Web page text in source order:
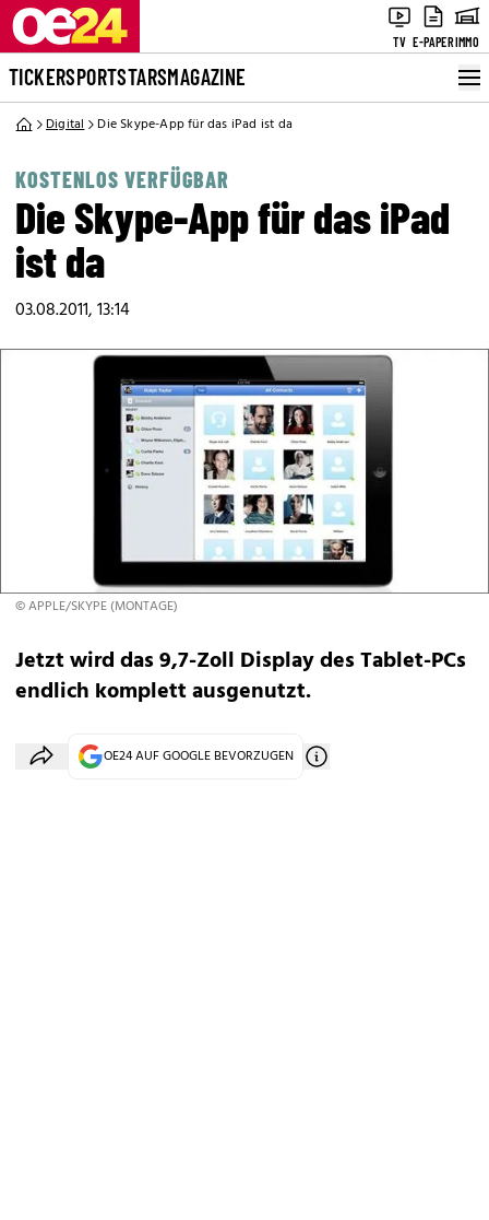
TV E-PAPERIMMO
TICKERSPORTSTARSMAGAZINE
Digital Die Skype-App für das iPad ist da
KOSTENLOS VERFÜGBAR
Die Skype-App für das iPad
ist da
03.08.2011, 13:14
© APPLE/SKYPE (MONTAGE)
Jetzt wird das 9,7-Zoll Display des Tablet-PCs
endlich komplett ausgenutzt.
OE24 AUF GOOGLE BEVORZUGEN